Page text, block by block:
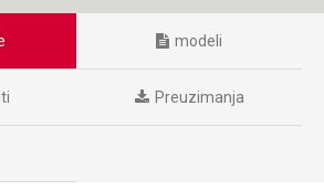
modeli
Preuzimanja